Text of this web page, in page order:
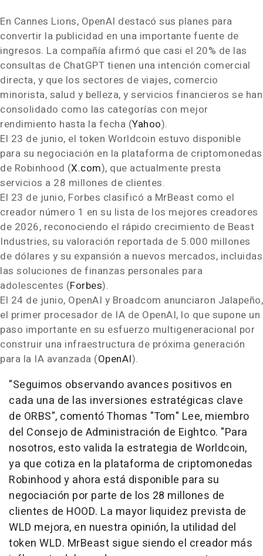
En Cannes Lions, OpenAI destacó sus planes para
convertir la publicidad en una importante fuente de
ingresos. La compañía afirmó que casi el 20% de las
consultas de ChatGPT tienen una intención comercial
directa, y que los sectores de viajes, comercio
minorista, salud y belleza, y servicios financieros se han
consolidado como las categorías con mejor
rendimiento hasta la fecha (Yahoo).
El 23 de junio, el token Worldcoin estuvo disponible
para su negociación en la plataforma de criptomonedas
de Robinhood (X.com), que actualmente presta
servicios a 28 millones de clientes.
El 23 de junio, Forbes clasificó a MrBeast como el
creador número 1 en su lista de los mejores creadores
de 2026, reconociendo el rápido crecimiento de Beast
Industries, su valoración reportada de 5.000 millones
de dólares y su expansión a nuevos mercados, incluidas
las soluciones de finanzas personales para
adolescentes (Forbes).
El 24 de junio, OpenAI y Broadcom anunciaron Jalapeño,
el primer procesador de IA de OpenAI, lo que supone un
paso importante en su esfuerzo multigeneracional por
construir una infraestructura de próxima generación
para la IA avanzada (OpenAI).
"Seguimos observando avances positivos en
cada una de las inversiones estratégicas clave
de ORBS", comentó Thomas "Tom" Lee, miembro
del Consejo de Administración de Eightco. "Para
nosotros, esto valida la estrategia de Worldcoin,
ya que cotiza en la plataforma de criptomonedas
Robinhood y ahora está disponible para su
negociación por parte de los 28 millones de
clientes de HOOD. La mayor liquidez prevista de
WLD mejora, en nuestra opinión, la utilidad del
token WLD. MrBeast sigue siendo el creador más